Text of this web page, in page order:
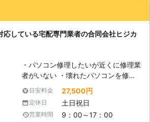
理の他に、現場に急行して対応するこ
ら、私達がその場に急行することで、
いち早く解決に向かえるのならそれが
一番です。お困りの方の不安と不自由
な状態をいち早く開放するのも、私達
の役割だと考えています。
持ちのいい人で説明も分かりやすくて良
ソコンも無事に直ったのでとても感謝し
応している宅配専門業者の合同会社ヒジカ
・パソコン修理したいが近くに修理業
者がいない ・壊れたパソコンを修理
してほしいが店舗へもっていくのが面
倒くさい ・会社で使用中のパソコン
がいくつか調子が悪いのでみてほしい
このようなパソコントラブルでお悩み
目安料金 27,500円
定休日 土日祝日
営業時間 9：00～17：00